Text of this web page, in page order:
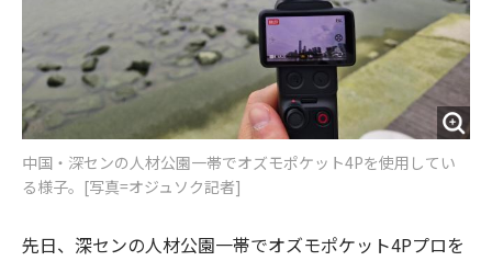
中国・深センの人材公園一帯でオズモポケット4Pを使用してい
る様子。[写真=オジュソク記者]
先日、深センの人材公園一帯でオズモポケット4Pプロを